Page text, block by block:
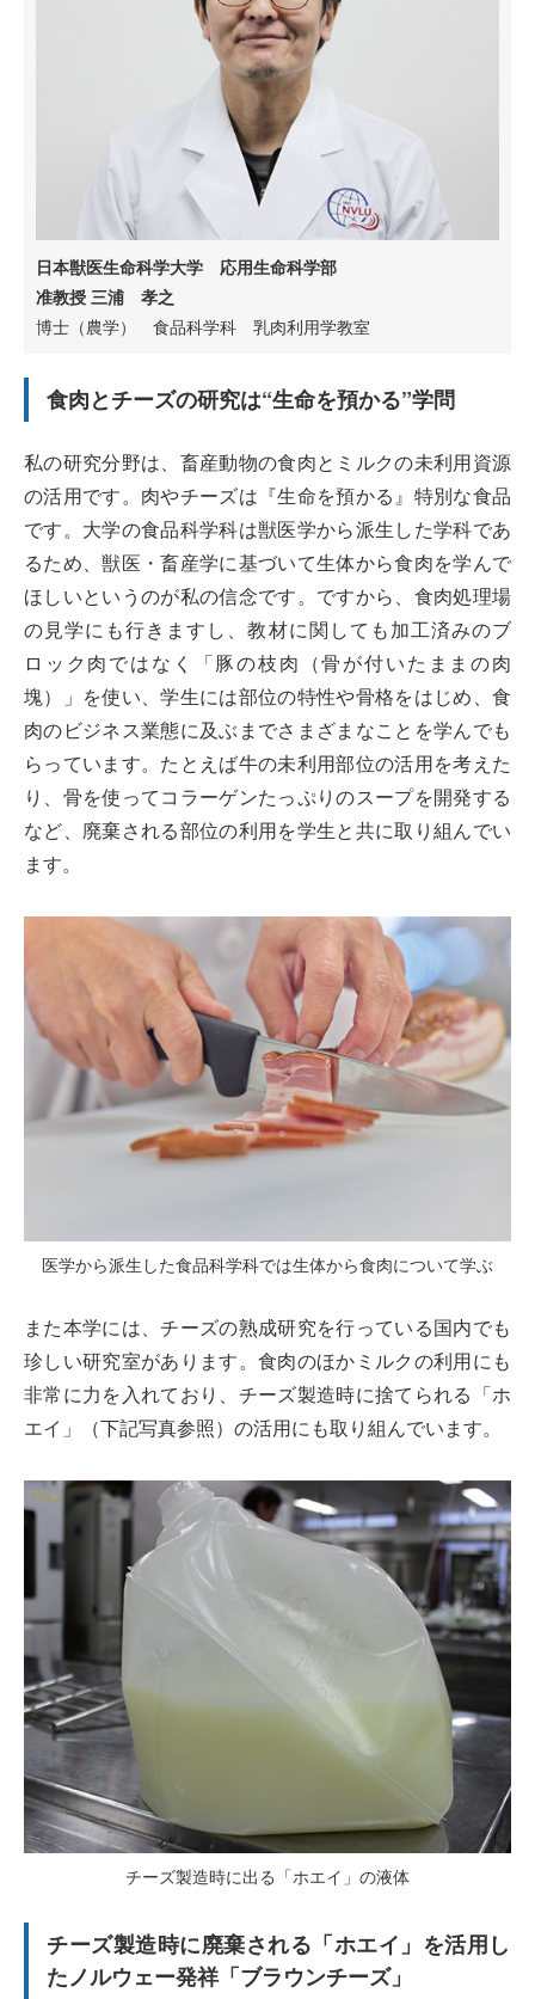
日本獣医生命科学大学 応用生命科学部
准教授 三浦 孝之
博士（農学） 食品科学科 乳肉利用学教室
食肉とチーズの研究は“生命を預かる”学問
私の研究分野は、畜産動物の食肉とミルクの未利用資源
の活用です。肉やチーズは『生命を預かる』特別な食品
です。大学の食品科学科は獣医学から派生した学科であ
るため、獣医・畜産学に基づいて生体から食肉を学んで
ほしいというのが私の信念です。ですから、食肉処理場
の見学にも行きますし、教材に関しても加工済みのブ
ロック肉ではなく「豚の枝肉（骨が付いたままの肉
塊）」を使い、学生には部位の特性や骨格をはじめ、食
肉のビジネス業態に及ぶまでさまざまなことを学んでも
らっています。たとえば牛の未利用部位の活用を考えた
り、骨を使ってコラーゲンたっぷりのスープを開発する
など、廃棄される部位の利用を学生と共に取り組んでい
ます。
医学から派生した食品科学科では生体から食肉について学ぶ
また本学には、チーズの熟成研究を行っている国内でも
珍しい研究室があります。食肉のほかミルクの利用にも
非常に力を入れており、チーズ製造時に捨てられる「ホ
エイ」（下記写真参照）の活用にも取り組んでいます。
チーズ製造時に出る「ホエイ」の液体
チーズ製造時に廃棄される「ホエイ」を活用し
たノルウェー発祥「ブラウンチーズ」